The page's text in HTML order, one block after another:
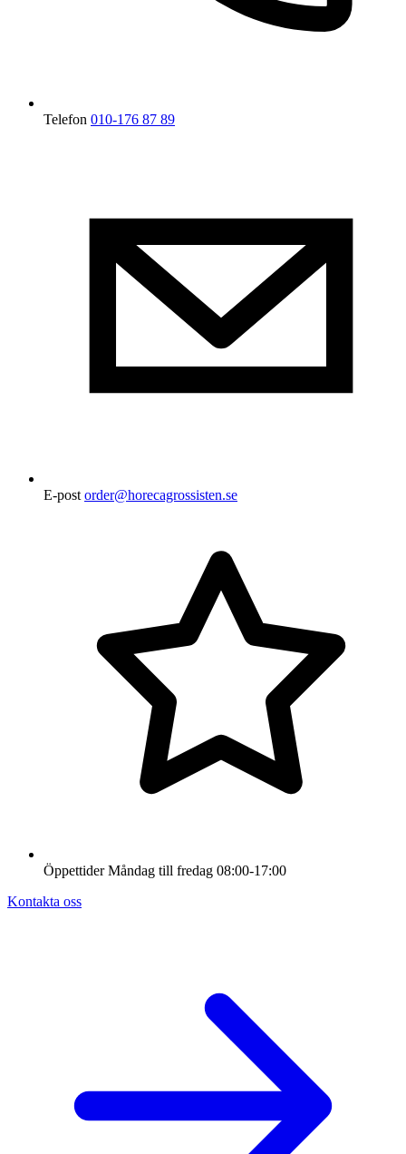
Telefon 010-176 87 89
E-post order@horecagrossisten.se
Öppettider Måndag till fredag 08:00-17:00
Kontakta oss